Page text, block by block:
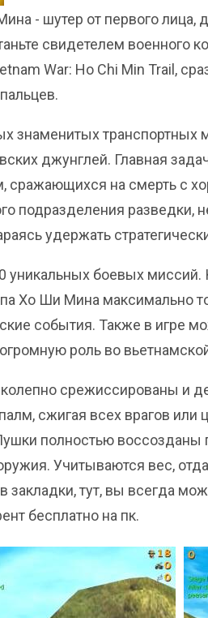
- шутер от первого лица,
свидетелем военного
War: Ho Chi Min Trail,
знаменитых транспортных
джунглей. Главная
сражающихся на смерть с
подразделения разведки,
удержать
уникальных боевых
Хо Ши Мина максимально
события. Также в игре
роль во
срежиссированы и
сжигая всех врагов
полностью воссозданы
Учитываются вес,
в закладки, тут, вы всегда
бесплатно на пк.